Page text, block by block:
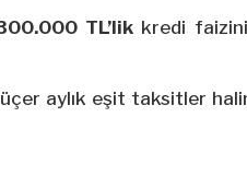
TL’lik kredi
üçer aylık eşit taksitler